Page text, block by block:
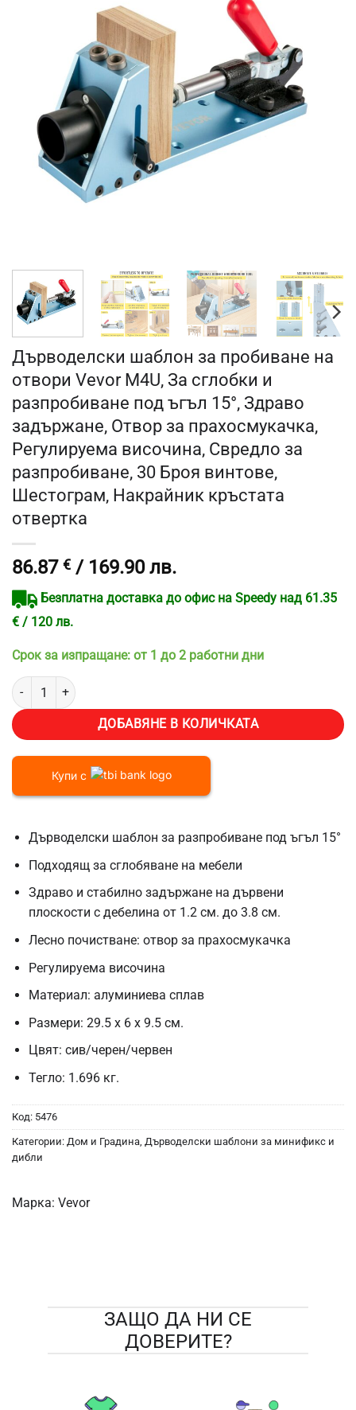
Дърводелски шаблон за пробиване на
отвори Vevor M4U, За сглобки и
разпробиване под ъгъл 15°, Здраво
задържане, Отвор за прахосмукачка,
Регулируема височина, Свредло за
разпробиване, 30 Броя винтове,
Шестограм, Накрайник кръстата
отвертка
86.87 € / 169.90 лв.
Безплатна доставка до офис на Speedy над 61.35
€ / 120 лв.
Срок за изпращане: от 1 до 2 работни дни
количество за Дърводелски шаблон за пробиване на отвори
ДОБАВЯНЕ В КОЛИЧКАТА
Купи с
Дърводелски шаблон за разпробиване под ъгъл 15°
Подходящ за сглобяване на мебели
Здраво и стабилно задържане на дървени
плоскости с дебелина от 1.2 см. до 3.8 см.
Лесно почистване: отвор за прахосмукачка
Регулируема височина
Материал: алуминиева сплав
Размери: 29.5 х 6 х 9.5 см.
Цвят: сив/черен/червен
Тегло: 1.696 кг.
Код: 5476
Категории: Дом и Градина Дърводелски шаблони за минификс и
дибли
Марка: Vevor
ЗАЩО ДА НИ СЕ
ДОВЕРИТЕ?